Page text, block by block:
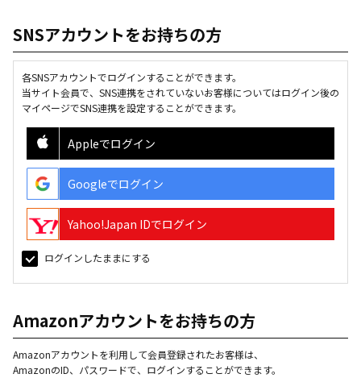
SNSアカウントをお持ちの方
各SNSアカウントでログインすることができます。
当サイト会員で、SNS連携をされていないお客様についてはログイン後の
マイページでSNS連携を設定することができます。
Appleでログイン
Googleでログイン
Yahoo!Japan IDでログイン
ログインしたままにする
Amazonアカウントをお持ちの方
Amazonアカウントを利用して会員登録されたお客様は、
AmazonのID、パスワードで、ログインすることができます。